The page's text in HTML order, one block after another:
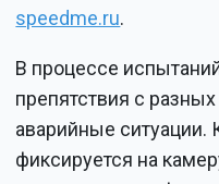
speedme.ru.
В процессе
препятствия с
аварийные
фиксируется на